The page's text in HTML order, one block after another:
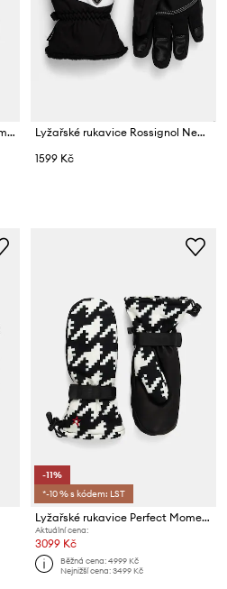
Lyžařské rukavice Rossignol Temptation IMPR
Lyžařské rukavice Rossignol New Piste
1599 Kč
-11%
*-10 % s kódem: LST
Lyžařské rukavice Perfect Moment Davos
Aktuální cena:
3099 Kč
Běžná cena:4999 Kč
Nejnižší cena:3499 Kč